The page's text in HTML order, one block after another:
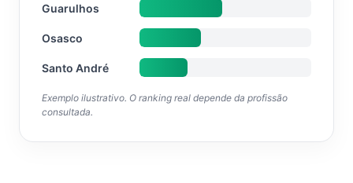
Guarulhos
Osasco
Santo André
Exemplo ilustrativo. O ranking real depende da profissão
consultada.